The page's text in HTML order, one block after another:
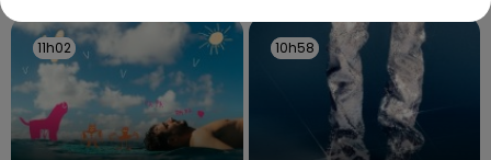
11h02
11h02 10h58
10h58